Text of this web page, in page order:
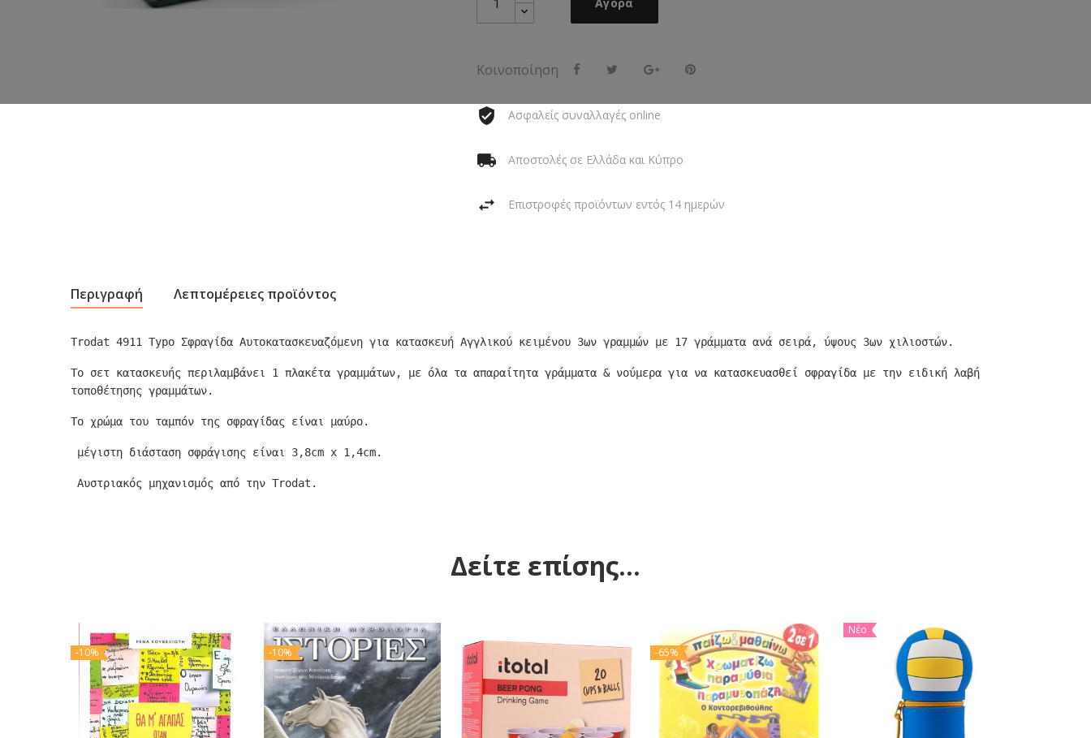
Κοινοποίηση
Ασφαλείς συναλλαγές online
Αποστολές σε Ελλάδα και Κύπρο
Επιστροφές προϊόντων εντός 14 ημερών
Περιγραφή Λεπτομέρειες προϊόντος
Trodat 4911 Typo Σφραγίδα Aυτοκατασκευαζόμενη για κατασκευή Αγγλικού κειμένου 3ων γραμμών με 17 γράμματα ανά σειρά, ύψους 3ων χιλιοστών.
Το σετ κατασκευής περιλαμβάνει 1 πλακέτα γραμμάτων, με όλα τα απαραίτητα γράμματα & νούμερα για να κατασκευασθεί σφραγίδα με την ειδική λαβή
τοποθέτησης γραμμάτων.
Το χρώμα του ταμπόν της σφραγίδας είναι μαύρο.
μέγιστη διάσταση σφράγισης είναι 3,8cm x 1,4cm.
Αυστριακός μηχανισμός από την Trodat.
Δείτε επίσης...
-10% -10% -65%
Νέο